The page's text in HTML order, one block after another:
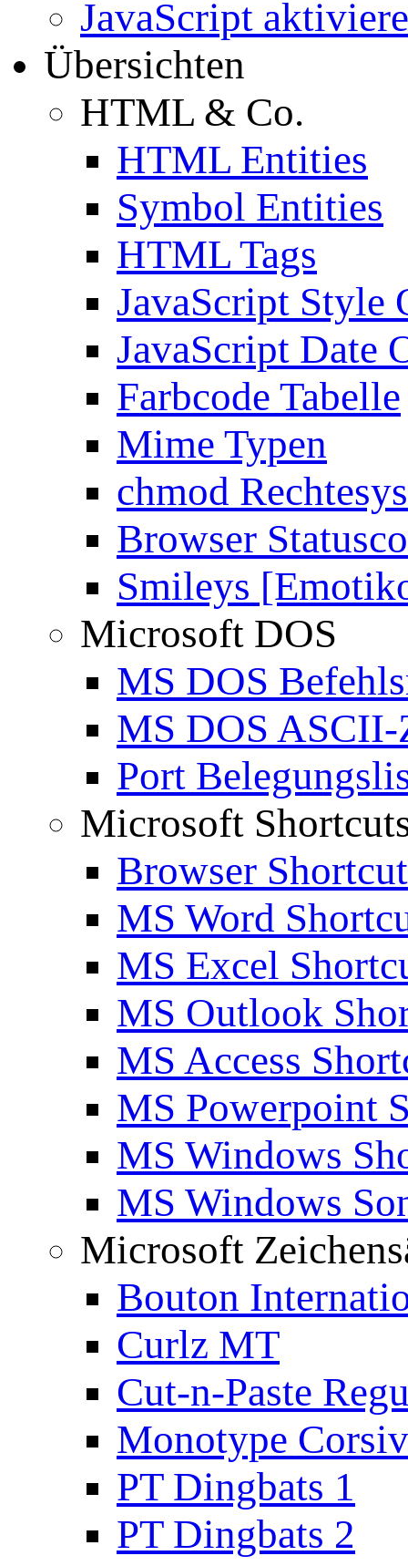
JavaScript
Übersichten
HTML & Co.
HTML Entities
Symbol Entities
HTML Tags
JavaScript Style
JavaScript Date
Farbcode Tabelle
Mime Typen
chmod
Browser
Smileys
Microsoft DOS
MS DOS
MS DOS ASCII-
Port
Microsoft
Browser
MS Word
MS Excel
MS Outlook
MS Access
MS Powerpoint
MS Windows
MS Windows
Microsoft
Bouton
Curlz MT
Cut-n-Paste
Monotype
PT Dingbats 1
PT Dingbats 2